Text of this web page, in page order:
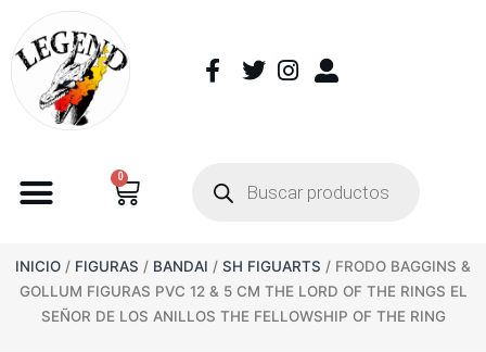
0
INICIO / FIGURAS / BANDAI / SH FIGUARTS / FRODO BAGGINS &
GOLLUM FIGURAS PVC 12 & 5 CM THE LORD OF THE RINGS EL
SEÑOR DE LOS ANILLOS THE FELLOWSHIP OF THE RING